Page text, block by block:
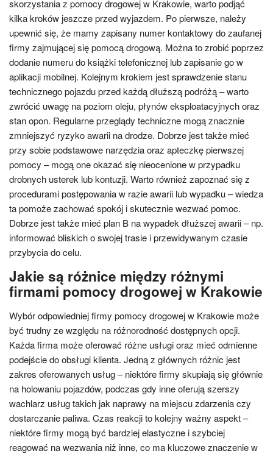
skorzystania z pomocy drogowej w Krakowie, warto podjąć
kilka kroków jeszcze przed wyjazdem. Po pierwsze, należy
upewnić się, że mamy zapisany numer kontaktowy do zaufanej
firmy zajmującej się pomocą drogową. Można to zrobić poprzez
dodanie numeru do książki telefonicznej lub zapisanie go w
aplikacji mobilnej. Kolejnym krokiem jest sprawdzenie stanu
technicznego pojazdu przed każdą dłuższą podróżą – warto
zwrócić uwagę na poziom oleju, płynów eksploatacyjnych oraz
stan opon. Regularne przeglądy techniczne mogą znacznie
zmniejszyć ryzyko awarii na drodze. Dobrze jest także mieć
przy sobie podstawowe narzędzia oraz apteczkę pierwszej
pomocy – mogą one okazać się nieocenione w przypadku
drobnych usterek lub kontuzji. Warto również zapoznać się z
procedurami postępowania w razie awarii lub wypadku – wiedza
ta pomoże zachować spokój i skutecznie wezwać pomoc.
Dobrze jest także mieć plan B na wypadek dłuższej awarii – np.
informować bliskich o swojej trasie i przewidywanym czasie
przybycia do celu.
Jakie są różnice między różnymi
firmami pomocy drogowej w Krakowie
Wybór odpowiedniej firmy pomocy drogowej w Krakowie może
być trudny ze względu na różnorodność dostępnych opcji.
Każda firma może oferować różne usługi oraz mieć odmienne
podejście do obsługi klienta. Jedną z głównych różnic jest
zakres oferowanych usług – niektóre firmy skupiają się głównie
na holowaniu pojazdów, podczas gdy inne oferują szerszy
wachlarz usług takich jak naprawy na miejscu zdarzenia czy
dostarczanie paliwa. Czas reakcji to kolejny ważny aspekt –
niektóre firmy mogą być bardziej elastyczne i szybciej
reagować na wezwania niż inne, co ma kluczowe znaczenie w